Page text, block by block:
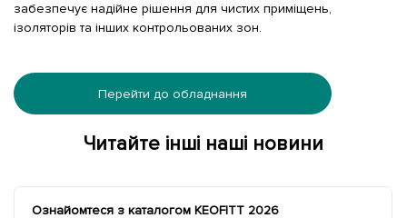
забезпечує надійне рішення для чистих приміщень,
ізоляторів та інших контрольованих зон.
Перейти до обладнання
Читайте інші наші новини
Ознайомтеся з каталогом KEOFITT 2026